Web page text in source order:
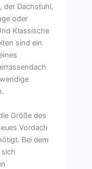
der Dachstuhl,
oder
Klassische
sind ein
Größe des
Vordach
Bei dem